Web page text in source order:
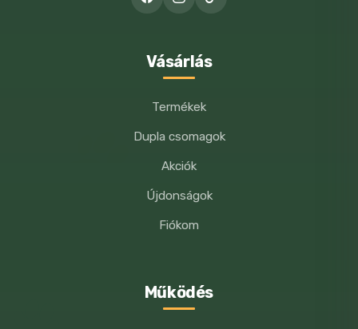
Vásárlás
Termékek
Dupla csomagok
Akciók
Újdonságok
Fiókom
Működés